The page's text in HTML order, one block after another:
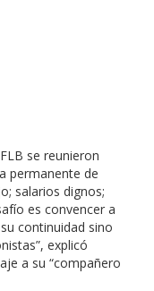
se reunieron
permanente de
salarios dignos;
es convencer a
continuidad sino
explicó
a su “compañero